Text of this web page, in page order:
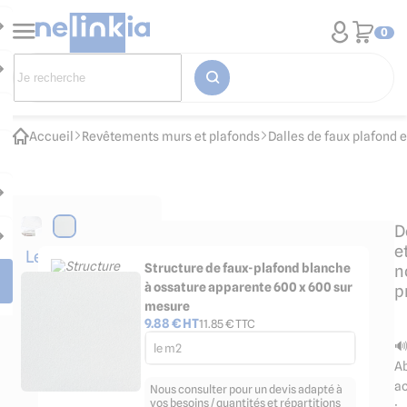
0
Accueil Revêtements murs et plafonds Dalles de faux plafond
Les
accessoires
Structure de faux-plafond blanche
à ossature apparente 600 x 600 sur
mesure
9.88€ HT11.85€ TTC
le m2
Nous consulter pour un devis adapté à
vos besoins / quantités et répartitions
🔊